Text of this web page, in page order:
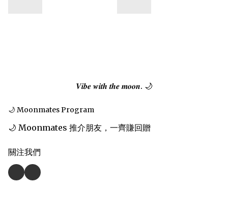
𝑽𝒊𝒃𝒆 𝒘𝒊𝒕𝒉 𝒕𝒉𝒆 𝒎𝒐𝒐𝒏. 🌙
🌙 Moonmates Program
🌙 Moonmates 推介朋友，一齊賺回贈
關注我們